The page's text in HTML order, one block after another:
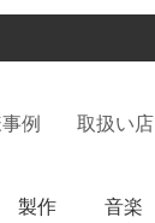
例 取扱い店
製作 音楽